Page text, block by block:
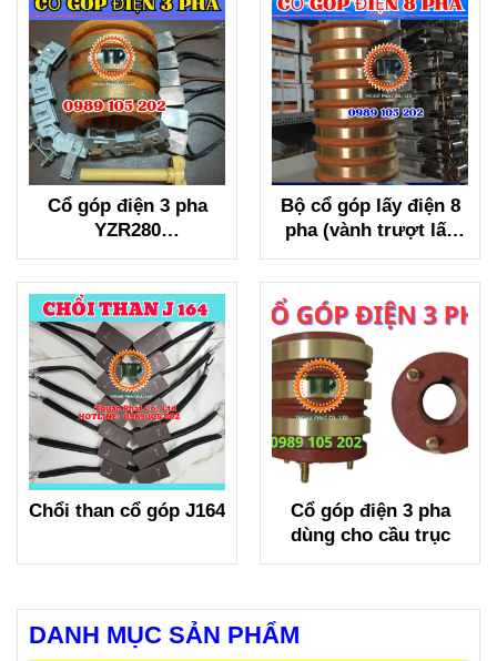
Cổ góp điện 3 pha
YZR280
(65x160x140mm)
Bộ cổ góp lấy điện 8
pha (vành trượt lấy
điện 8 pha)
Chổi than cổ góp J164
Cổ góp điện 3 pha
dùng cho cầu trục
DANH MỤC SẢN PHẨM